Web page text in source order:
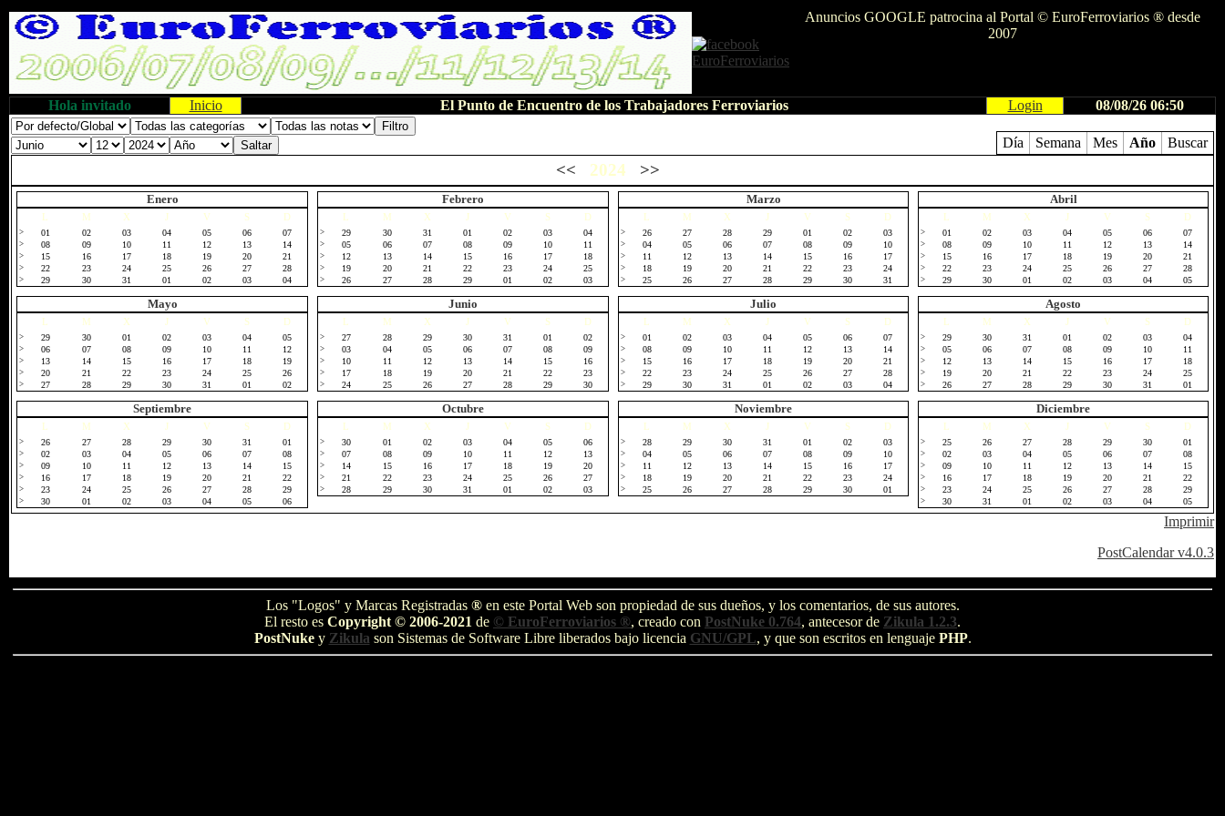
Anuncios GOOGLE patrocina al Portal © EuroFerroviarios ® desde
2007
Hola invitado Inicio El Punto de Encuentro de los Trabajadores Ferroviarios Login 08/08/26 06:50
Día Semana Mes Año Buscar
<< 2024 >>
Enero
M X J V S D
> 01 02 03 04 05 06 07
> 08 09 10 11 12 13 14
> 15 16 17 18 19 20 21
> 22 23 24 25 26 27 28
> 29 30 31 01 02 03 04
Febrero
M X J V S D
> 29 30 31 01 02 03 04
> 05 06 07 08 09 10 11
> 12 13 14 15 16 17 18
> 19 20 21 22 23 24 25
> 26 27 28 29 01 02 03
Marzo
M X J V S D
> 26 27 28 29 01 02 03
> 04 05 06 07 08 09 10
> 11 12 13 14 15 16 17
> 18 19 20 21 22 23 24
> 25 26 27 28 29 30 31
Abril
M X J V S D
> 01 02 03 04 05 06 07
> 08 09 10 11 12 13 14
> 15 16 17 18 19 20 21
> 22 23 24 25 26 27 28
> 29 30 01 02 03 04 05
Mayo
M X J V S D
> 29 30 01 02 03 04 05
> 06 07 08 09 10 11 12
> 13 14 15 16 17 18 19
> 20 21 22 23 24 25 26
> 27 28 29 30 31 01 02
Junio
M X J V S D
> 27 28 29 30 31 01 02
> 03 04 05 06 07 08 09
> 10 11 12 13 14 15 16
> 17 18 19 20 21 22 23
> 24 25 26 27 28 29 30
Julio
M X J V S D
> 01 02 03 04 05 06 07
> 08 09 10 11 12 13 14
> 15 16 17 18 19 20 21
> 22 23 24 25 26 27 28
> 29 30 31 01 02 03 04
Agosto
M X J V S D
> 29 30 31 01 02 03 04
> 05 06 07 08 09 10 11
> 12 13 14 15 16 17 18
> 19 20 21 22 23 24 25
> 26 27 28 29 30 31 01
Septiembre
M X J V S D
> 26 27 28 29 30 31 01
> 02 03 04 05 06 07 08
> 09 10 11 12 13 14 15
> 16 17 18 19 20 21 22
> 23 24 25 26 27 28 29
> 30 01 02 03 04 05 06
Octubre
M X J V S D
> 30 01 02 03 04 05 06
> 07 08 09 10 11 12 13
> 14 15 16 17 18 19 20
> 21 22 23 24 25 26 27
> 28 29 30 31 01 02 03
Noviembre
M X J V S D
> 28 29 30 31 01 02 03
> 04 05 06 07 08 09 10
> 11 12 13 14 15 16 17
> 18 19 20 21 22 23 24
> 25 26 27 28 29 30 01
Diciembre
M X J V S D
> 25 26 27 28 29 30 01
> 02 03 04 05 06 07 08
> 09 10 11 12 13 14 15
> 16 17 18 19 20 21 22
> 23 24 25 26 27 28 29
> 30 31 01 02 03 04 05
Imprimir
PostCalendar v4.0.3
Los "Logos" y Marcas Registradas ®en este Portal Web son propiedad de sus dueños, y los comentarios, de sus autores.
El resto es Copyright © 2006-2021 de © EuroFerroviarios ®, creado con PostNuke 0.764, antecesor de Zikula 1.2.3.
PostNukey Zikula son Sistemas de Software Libre liberados bajo licencia GNU/GPL, y que son escritos en lenguaje PHP.